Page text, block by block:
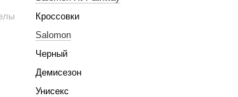
Кроссовки
Salomon
Черный
Демисезон
Унисекс